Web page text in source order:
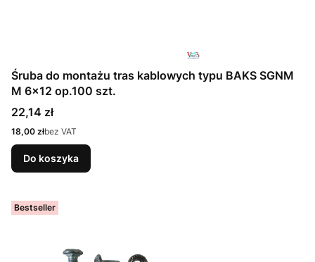
Śruba do montażu tras kablowych typu BAKS SGNM
M 6x12 op.100 szt.
Cena
22,14 zł
Cena
18,00 złbez VAT
Do koszyka
Bestseller